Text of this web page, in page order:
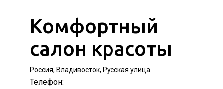
Комфортный
салон красоты
Россия, Владивосток, Русская улица
Телефон: